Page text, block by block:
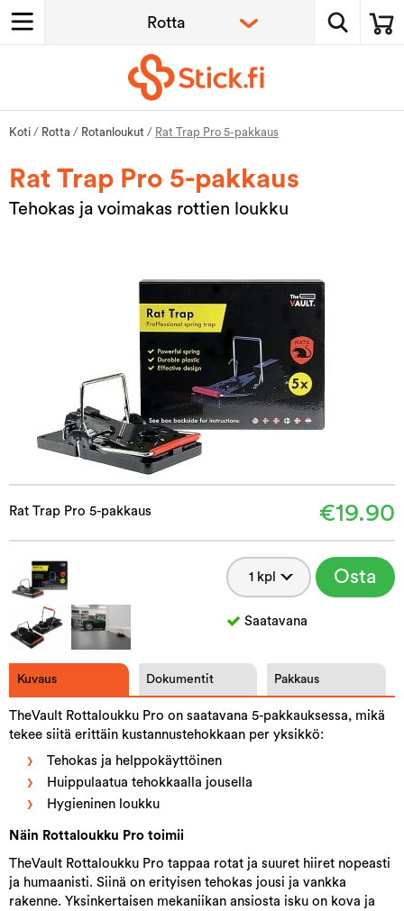
Koti / Rotta / Rotanloukut / Rat Trap Pro 5-pakkaus
Rat Trap Pro 5-pakkaus
Tehokas ja voimakas rottien loukku
Rat Trap Pro 5-pakkaus €19.90
Osta
Saatavana
Kuvaus Dokumentit Pakkaus
TheVault Rottaloukku Pro on saatavana 5-pakkauksessa, mikä
tekee siitä erittäin kustannustehokkaan per yksikkö:
Tehokas ja helppokäyttöinen
Huippulaatua tehokkaalla jousella
Hygieninen loukku
Näin Rottaloukku Pro toimii
TheVault Rottaloukku Pro tappaa rotat ja suuret hiiret nopeasti
ja humaanisti. Siinä on erityisen tehokas jousi ja vankka
rakenne. Yksinkertaisen mekaniikan ansiosta isku on kova ja